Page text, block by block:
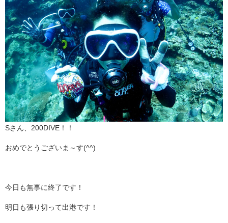
Sさん、200DIVE！！
おめでとうございま～す(^^)
今日も無事に終了です！
明日も張り切って出港です！